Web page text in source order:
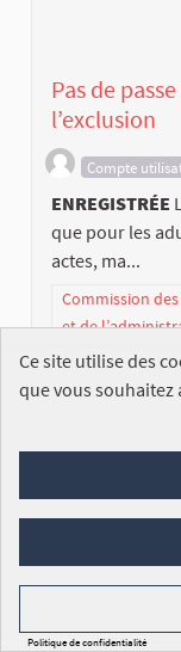
Pas de
l’exclusion
Compte
ENREGISTRÉE
que pour les
actes, ma...
Commission
et de
Législature
Ce site utilise des
que vous souhaitez
Politique de confidentialité